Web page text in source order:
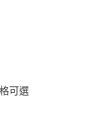
可選